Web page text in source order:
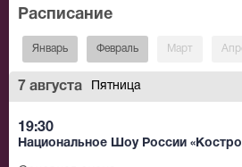
бывают напевы, пленяющие
словно серебряные нити,
мелодии, и вдруг, словно поток
взметнутся в безудержном
отдохнуть певцам, приводя в
Расписание
Январь Февраль Март
7 августа Пятница
19:30
Национальное Шоу России